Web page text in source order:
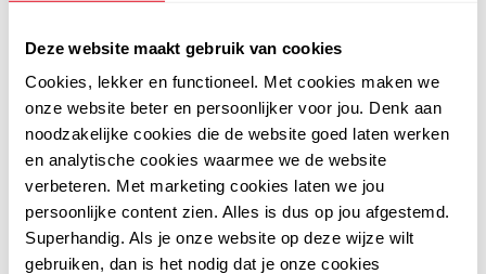
Deze website maakt gebruik van cookies
Cookies, lekker en functioneel. Met cookies maken we
onze website beter en persoonlijker voor jou. Denk aan
noodzakelijke cookies die de website goed laten werken
en analytische cookies waarmee we de website
verbeteren. Met marketing cookies laten we jou
persoonlijke content zien. Alles is dus op jou afgestemd.
Superhandig. Als je onze website op deze wijze wilt
gebruiken, dan is het nodig dat je onze cookies